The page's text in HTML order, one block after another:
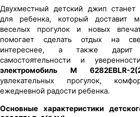
Двухместный детский джип
для ребенка, который доставит
веселых прогулок и новых
помогает сделать отдых на
интереснее, а также дарит
самостоятельности и
электромобиль M 6282EBLR-
увлекательных прогулок,
ежедневной радости ребенка.
Основные характеристики